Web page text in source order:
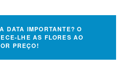
DATA IMPORTANTE? O
LHE AS FLORES AO
PREÇO!